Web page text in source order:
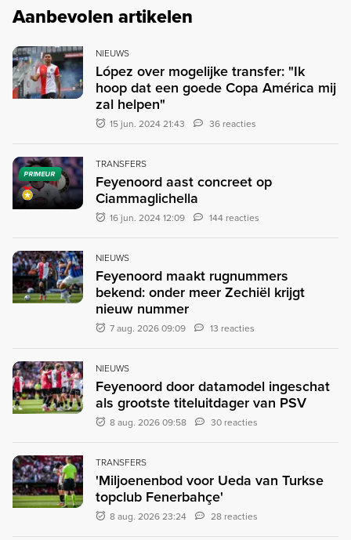
Aanbevolen artikelen
NIEUWS
López over mogelijke transfer: "Ik
hoop dat een goede Copa América mij
zal helpen"
15 jun. 2024 21:43 36 reacties
PRIMEUR
TRANSFERS
Feyenoord aast concreet op
Ciammaglichella
16 jun. 2024 12:09 144 reacties
NIEUWS
Feyenoord maakt rugnummers
bekend: onder meer Zechiël krijgt
nieuw nummer
7 aug. 2026 09:09 13 reacties
NIEUWS
Feyenoord door datamodel ingeschat
als grootste titeluitdager van PSV
8 aug. 2026 09:58 30 reacties
TRANSFERS
'Miljoenenbod voor Ueda van Turkse
topclub Fenerbahçe'
8 aug. 2026 23:24 28 reacties